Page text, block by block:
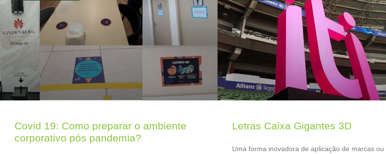
Covid 19: Como preparar o ambiente
corporativo pós pandemia?
Letras Caixa Gigantes 3D
Uma forma inovadora de aplicação de marcas ou